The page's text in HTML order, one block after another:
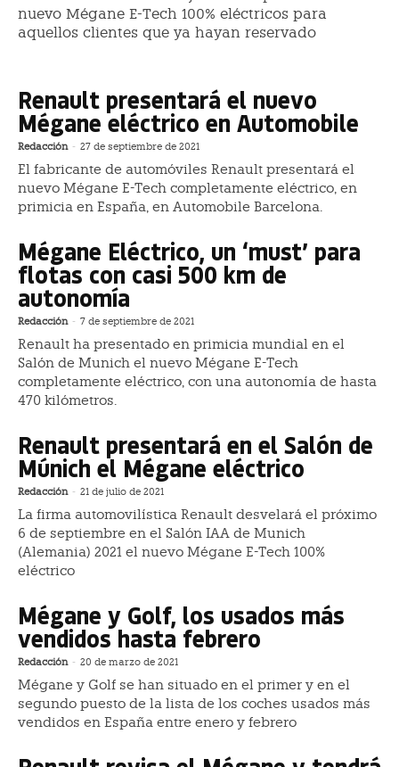
nuevo Mégane E-Tech 100% eléctricos para
aquellos clientes que ya hayan reservado
Renault presentará el nuevo
Mégane eléctrico en Automobile
Redacción - 27 de septiembre de 2021
El fabricante de automóviles Renault presentará el
nuevo Mégane E-Tech completamente eléctrico, en
primicia en España, en Automobile Barcelona.
Mégane Eléctrico, un ‘must’ para
flotas con casi 500 km de
autonomía
Redacción - 7 de septiembre de 2021
Renault ha presentado en primicia mundial en el
Salón de Munich el nuevo Mégane E-Tech
completamente eléctrico, con una autonomía de hasta
470 kilómetros.
Renault presentará en el Salón de
Múnich el Mégane eléctrico
Redacción - 21 de julio de 2021
La firma automovilística Renault desvelará el próximo
6 de septiembre en el Salón IAA de Munich
(Alemania) 2021 el nuevo Mégane E-Tech 100%
eléctrico
Mégane y Golf, los usados más
vendidos hasta febrero
Redacción - 20 de marzo de 2021
Mégane y Golf se han situado en el primer y en el
segundo puesto de la lista de los coches usados más
vendidos en España entre enero y febrero